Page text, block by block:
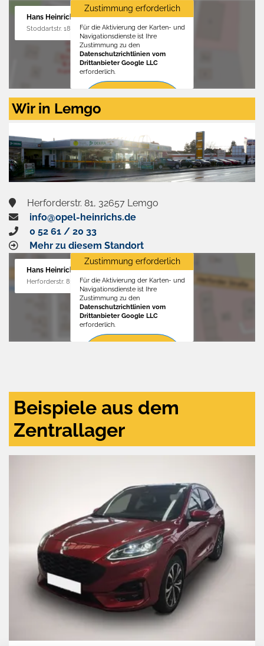
Hans Heinrichs GmbH
Stoddartstr. 18, 32758 Detmold
Zustimmung erforderlich
Für die Aktivierung der Karten- und
Navigationsdienste ist Ihre
Zustimmung zu den
Datenschutzrichtlinien vom
Drittanbieter Google LLC
erforderlich.
Zustimmen
aktivieren
Wir in Lemgo
Herforderstr. 81, 32657 Lemgo
info@opel-heinrichs.de
0 52 61 / 20 33
Mehr zu diesem Standort
Hans Heinrichs GmbH
Herforderstr. 81, 32657 Lemgo
Zustimmung erforderlich
Für die Aktivierung der Karten- und
Navigationsdienste ist Ihre
Zustimmung zu den
Datenschutzrichtlinien vom
Drittanbieter Google LLC
erforderlich.
Beispiele aus dem
Zentrallager